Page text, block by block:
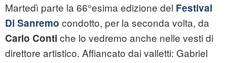
Martedì parte la 66°esima edizione del Festival
Di Sanremo condotto, per la seconda volta, da
Carlo Conti che lo vedremo anche nelle vesti di
direttore artistico. Affiancato dai valletti: Gabriel